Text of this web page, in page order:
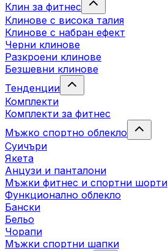
Клин за фитнес
Клинове с висока талия
Клинове с набран ефект
Черни клинове
Разкроени клинове
Безшевни клинове
Тенденции
Комплекти
Комплекти за фитнес
Мъжко спортно облекло
Суичъри
Якета
Aнцузи и панталони
Mъжки фитнес и спортни шорти
Функционално облекло
Бански
Бельо
Чорапи
Mъжки спортни шапки